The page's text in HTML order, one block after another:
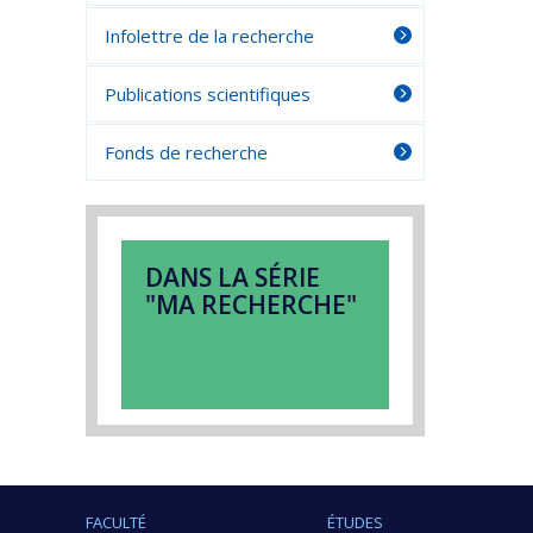
Infolettre de la recherche
Publications scientifiques
Fonds de recherche
DANS LA SÉRIE
"MA RECHERCHE"
FACULTÉ ÉTUDES